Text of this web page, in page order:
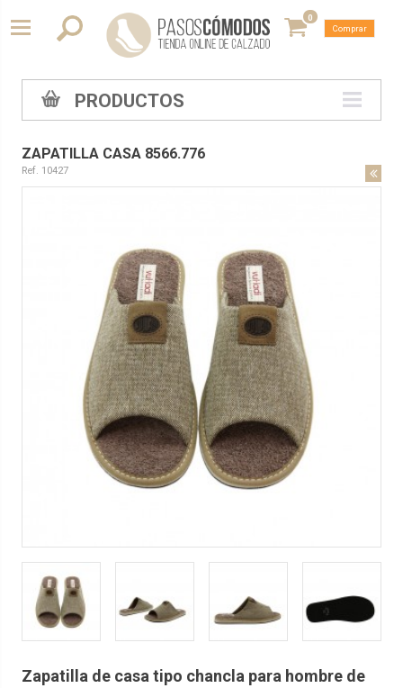
0
Comprar
PRODUCTOS
ZAPATILLA CASA 8566.776
Ref. 10427
Zapatilla de casa tipo chancla para hombre de